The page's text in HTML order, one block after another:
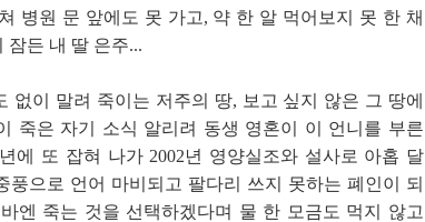
병원 문 앞에도 못 가고, 약 한 알 먹어보지 못 한 채
잠든 내 딸 은주...
없이 말려 죽이는 저주의 땅, 보고 싶지 않은 그 땅에
죽은 자기 소식 알리려 동생 영혼이 이 언니를 부른
에 또 잡혀 나가 2002년 영양실조와 설사로 아홉 달
풍으로 언어 마비되고 팔다리 쓰지 못하는 폐인이 되
엔 죽는 것을 선택하겠다며 물 한 모금도 먹지 않고